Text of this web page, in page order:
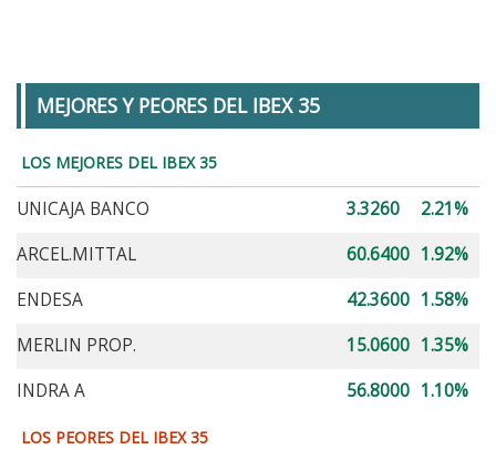
MEJORES Y PEORES DEL IBEX 35
LOS MEJORES DEL IBEX 35
UNICAJA BANCO 3.3260
2.21%
ARCEL.MITTAL
60.6400 1.92%
ENDESA
42.3600 1.58%
MERLIN PROP.
15.0600 1.35%
INDRA A
56.8000 1.10%
LOS PEORES DEL IBEX 35